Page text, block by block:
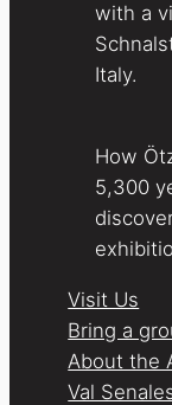
with a
Italy.
How
5,300
Visit Us
Bring a
About the
Val